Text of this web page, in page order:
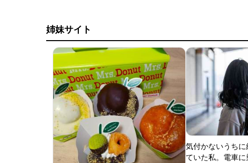
姉妹サイト
気付かないうち
ていた私。電車